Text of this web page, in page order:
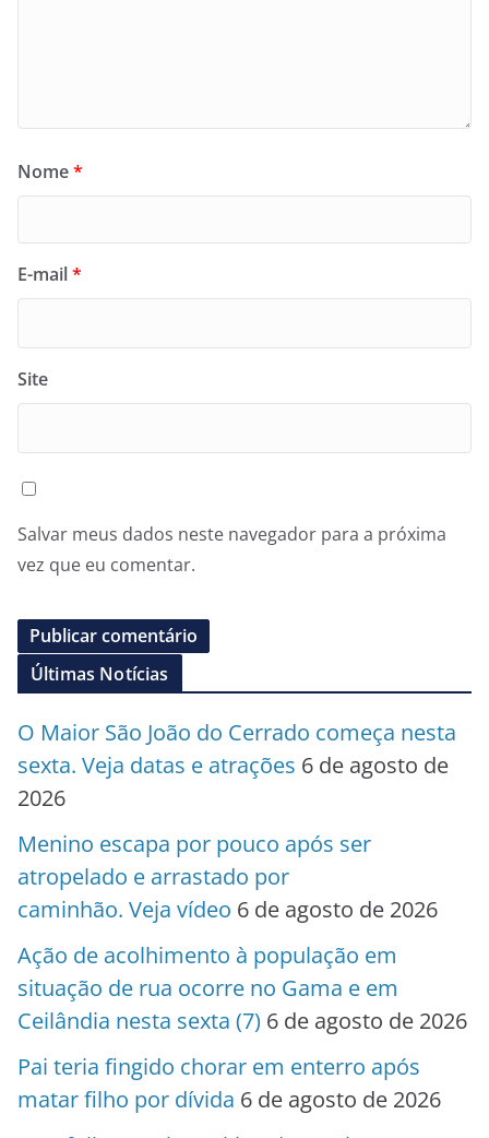
Nome*
E-mail*
Site
Salvar meus dados neste navegador para a próxima
vez que eu comentar.
Últimas Notícias
O Maior São João do Cerrado começa nesta
sexta. Veja datas e atrações 6 de agosto de
2026
Menino escapa por pouco após ser
atropelado e arrastado por
caminhão. Veja vídeo 6 de agosto de 2026
Ação de acolhimento à população em
situação de rua ocorre no Gama e em
Ceilândia nesta sexta (7) 6 de agosto de 2026
Pai teria fingido chorar em enterro após
matar filho por dívida 6 de agosto de 2026